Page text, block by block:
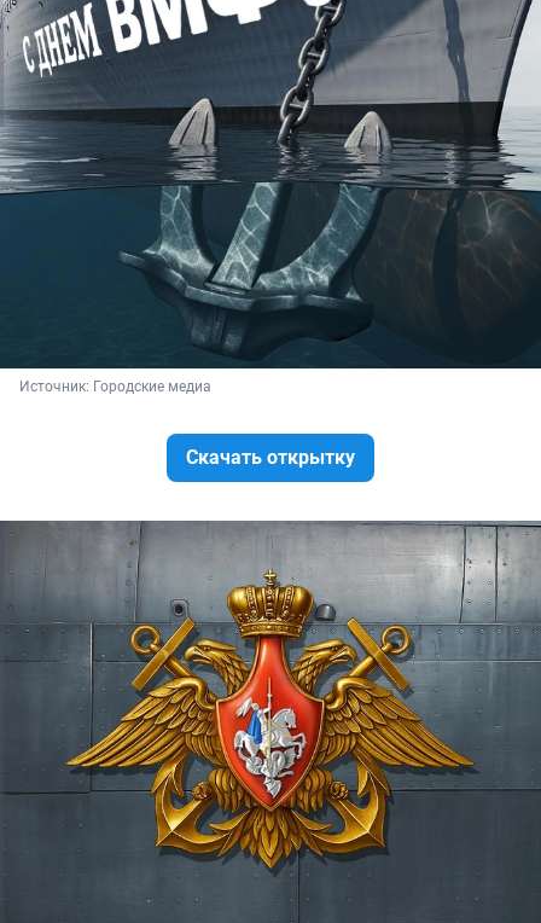
Источник: Городские медиа
Скачать открытку